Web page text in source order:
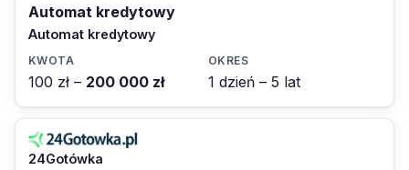
Automat kredytowy
Automat kredytowy
100 zł – 200 000 zł 1 dzień – 5 lat
24Gotówka